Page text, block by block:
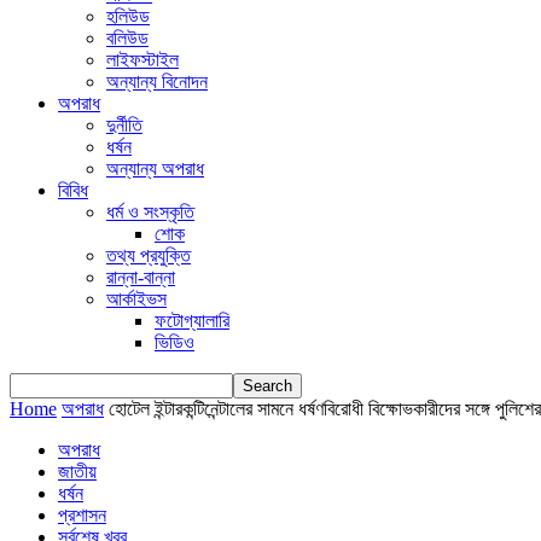
হলিউড
বলিউড
লাইফস্টাইল
অন্যান্য বিনোদন
অপরাধ
দুর্নীতি
ধর্ষন
অন্যান্য অপরাধ
বিবিধ
ধর্ম ও সংস্কৃতি
শোক
তথ্য প্রযুক্তি
রান্না-বান্না
আর্কাইভস
ফটোগ্যালারি
ভিডিও
Home অপরাধ হোটেল ইন্টারকন্টিনেন্টালের সামনে ধর্ষণবিরোধী বিক্ষোভকারীদের সঙ্গে
অপরাধ
জাতীয়
ধর্ষন
প্রশাসন
সর্বশেষ খবর